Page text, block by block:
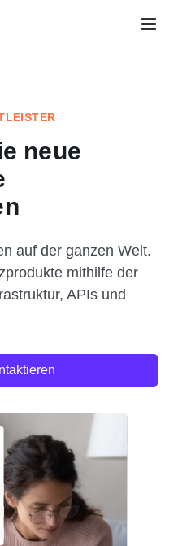
neue
auf der ganzen Welt.
mithilfe der
APIs und